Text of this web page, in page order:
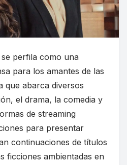
perfila como una
para los amantes de las
que abarca diversos
el drama, la comedia y
de streaming
para presentar
continuaciones de títulos
ficciones ambientadas en